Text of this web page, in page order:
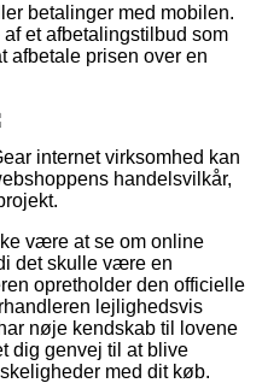
betalinger med mobilen.
et afbetalingstilbud som
afbetale prisen over en
internet virksomhed kan
handelsvilkår,
være at se om online
det skulle være en
opretholder den officielle
lejlighedsvis
nøje kendskab til lovene
dig genvej til at blive
med dit køb.